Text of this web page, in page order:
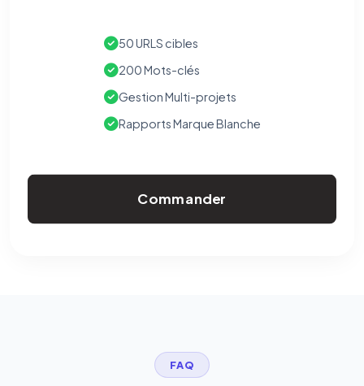
50 URLS cibles
200 Mots-clés
Gestion Multi-projets
Rapports Marque Blanche
Commander
FAQ